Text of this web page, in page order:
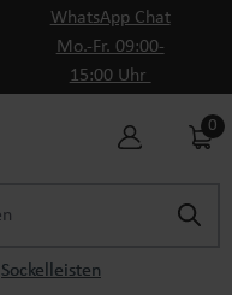
WhatsApp Chat
Mo.-Fr. 09:00-
15:00 Uhr
0
Sockelleisten